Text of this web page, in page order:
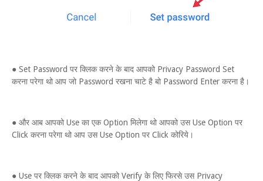
● Set Password पर क्लिक करने के बाद आपको Privacy Password Set
करना परेगा थो आप जो Password रखना चाटे है बो Password Enter करना है।
● और आब आपको Use का एक Option मिलेगा थो आपको उस Use Option पर
Click करना परेगा थो आप उस Use Option पर Click कोरिये।
● Use पर क्लिक करने के बाद आपको Verify के लिए फिरसे उस Privacy